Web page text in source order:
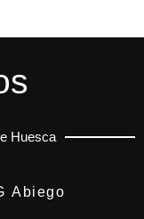
Huesca
Abiego